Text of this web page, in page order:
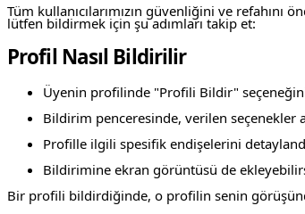
Tüm kullanıcılarımızın güvenliğini ve
lütfen bildirmek için şu adımları takip et:
Profil Nasıl Bildirilir
Üyenin profilinde "Profili Bildir"
Bildirim penceresinde, verilen seçenekler
Profille ilgili spesifik endişelerini
Bildirimine ekran görüntüsü de
Bir profili bildirdiğinde, o profilin senin